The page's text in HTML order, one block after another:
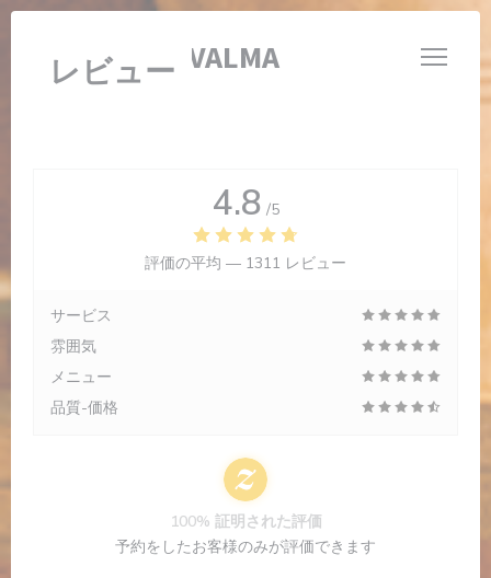
クッキー利用の管理について
BRASSERIE VALMA
レビュー
4.8 /5
評価の平均 — 1311 レビュー
サービス
雰囲気
メニュー
品質-価格
100% 証明された評価
予約をしたお客様のみが評価できます